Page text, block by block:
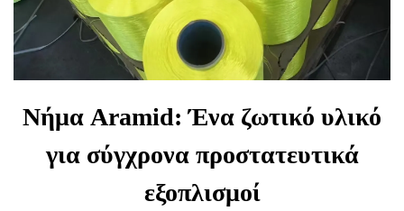
Νήμα Aramid: Ένα ζωτικό υλικό
για σύγχρονα προστατευτικά
εξοπλισμοί